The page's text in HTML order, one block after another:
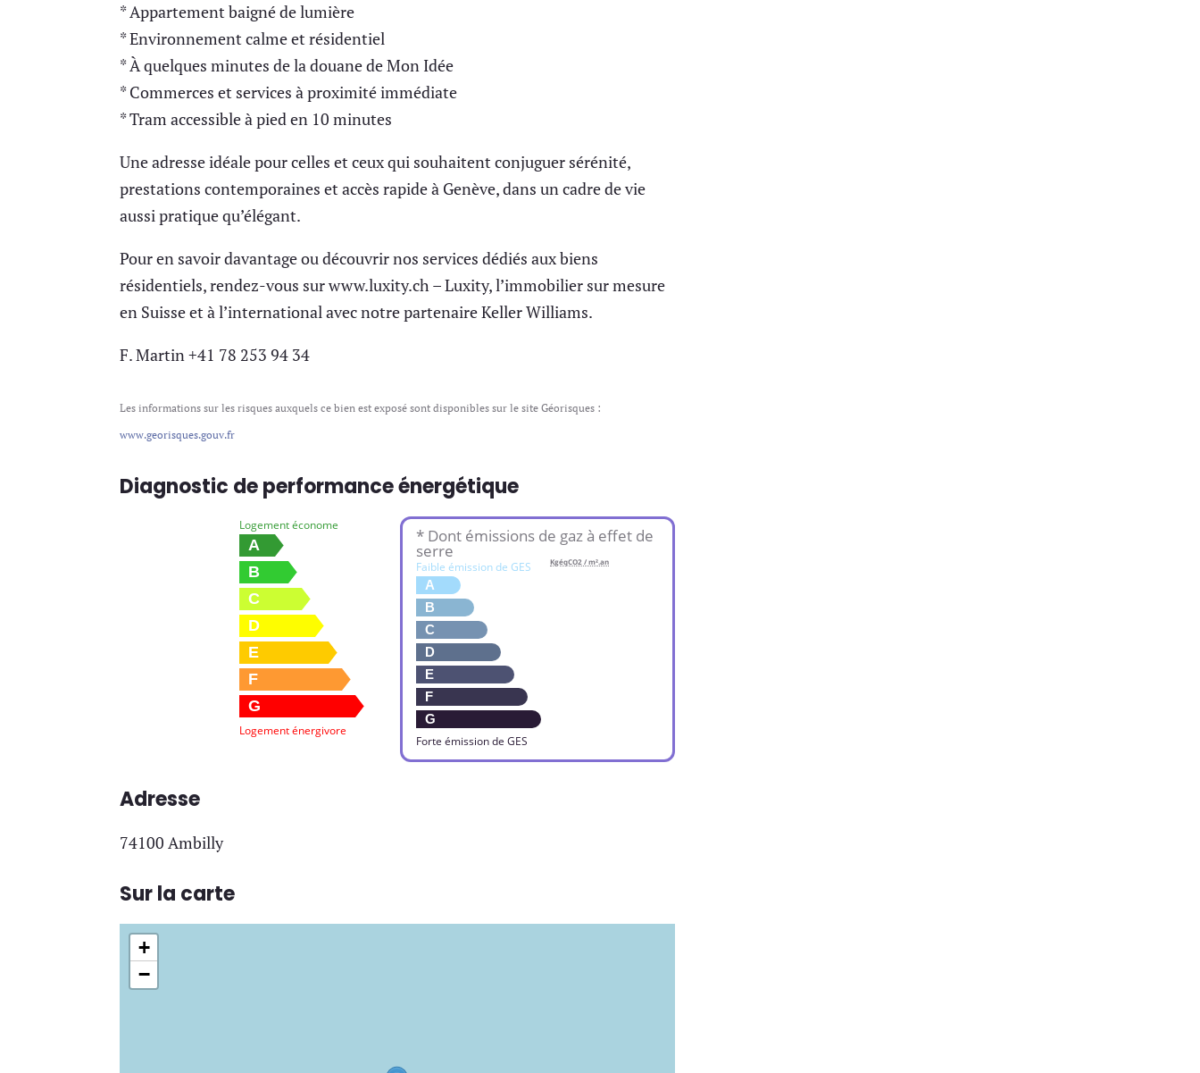
* Appartement baigné de lumière
* Environnement calme et résidentiel
* À quelques minutes de la douane de Mon Idée
* Commerces et services à proximité immédiate
* Tram accessible à pied en 10 minutes
Une adresse idéale pour celles et ceux qui souhaitent conjuguer sérénité,
prestations contemporaines et accès rapide à Genève, dans un cadre de vie
aussi pratique qu’élégant.
Pour en savoir davantage ou découvrir nos services dédiés aux biens
résidentiels, rendez-vous sur www.luxity.ch – Luxity, l’immobilier sur mesure
en Suisse et à l’international avec notre partenaire Keller Williams.
F. Martin +41 78 253 94 34
Les informations sur les risques auxquels ce bien est exposé sont disponibles sur le site Géorisques :
www.georisques.gouv.fr
Diagnostic de performance énergétique
Logement économe
A
B
C
D
E
F
G
Logement énergivore
* Dont émissions de gaz à effet de
serre
Faible émission de GES
A
B
C
D
E
F
G
Forte émission de GES
KgéqCO2 / m².an
Adresse
74100 Ambilly
Sur la carte
+
−